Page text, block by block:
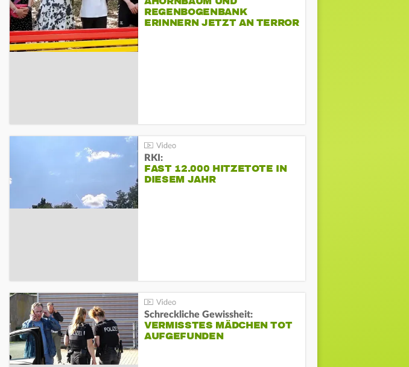
REGENBOGENBANK
ERINNERN JETZT AN TERROR
RKI:
FAST 12.000 HITZETOTE IN
DIESEM JAHR
Schreckliche Gewissheit:
VERMISSTES MÄDCHEN TOT
AUFGEFUNDEN